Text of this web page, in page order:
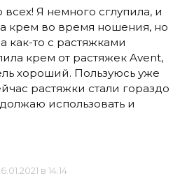
Я немного сглупила, и
крем во время ношения, но
как-то с растяжками
крем от растяжек Avent,
хороший. Пользуюсь уже
растяжки стали гораздо
использовать и
в 14:14